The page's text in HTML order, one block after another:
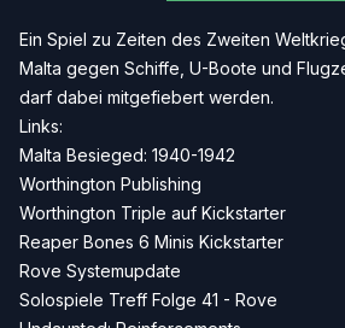
Ein Spiel zu Zeiten des Zweiten
Malta gegen Schiffe, U-Boote und
darf dabei mitgefiebert werden.
Links:
Malta Besieged: 1940-1942
Worthington Publishing
Worthington Triple auf Kickstarter
Reaper Bones 6 Minis Kickstarter
Rove Systemupdate
Solospiele Treff Folge 41 - Rove